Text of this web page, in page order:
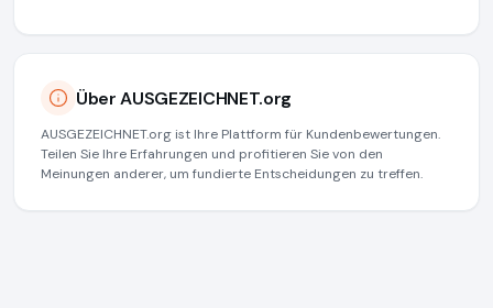
Über AUSGEZEICHNET.org
AUSGEZEICHNET.org ist Ihre Plattform für Kundenbewertungen.
Teilen Sie Ihre Erfahrungen und profitieren Sie von den
Meinungen anderer, um fundierte Entscheidungen zu treffen.